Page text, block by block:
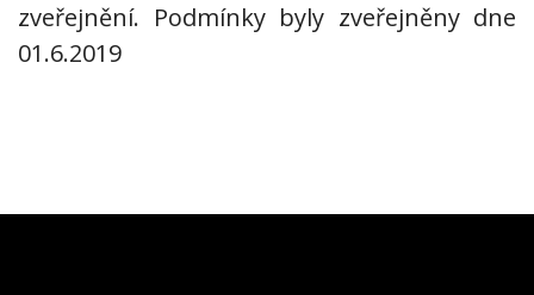
zveřejnění. Podmínky byly zveřejněny dne
01.6.2019